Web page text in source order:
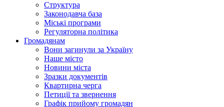
Структура
Законодавча база
Міські програми
Регуляторна політика
Громадянам
Вони загинули за Україну
Наше місто
Новини міста
Зразки документів
Квартирна черга
Петиції та звернення
Графік прийому громадян